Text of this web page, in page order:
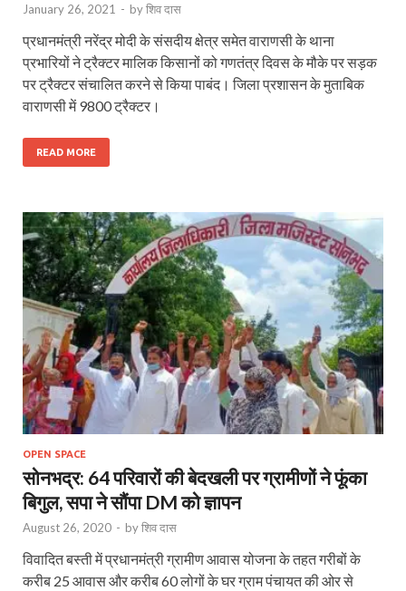
January 26, 2021 - byशिव दास
प्रधानमंत्री नरेंद्र मोदी के संसदीय क्षेत्र समेत वाराणसी के थाना
प्रभारियों ने ट्रैक्टर मालिक किसानों को गणतंत्र दिवस के मौके पर सड़क
पर ट्रैक्टर संचालित करने से किया पाबंद। जिला प्रशासन के मुताबिक
वाराणसी में 9800 ट्रैक्टर।
READ MORE
OPEN SPACE
सोनभद्र: 64 परिवारों की बेदखली पर ग्रामीणों ने फूंका
बिगुल, सपा ने सौंपा DM को ज्ञापन
August 26, 2020 - byशिव दास
विवादित बस्ती में प्रधानमंत्री ग्रामीण आवास योजना के तहत गरीबों के
करीब 25 आवास और करीब 60 लोगों के घर ग्राम पंचायत की ओर से